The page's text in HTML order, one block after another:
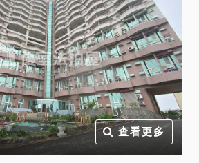
稽徵單位開具投標人之房屋
財產歸戶查詢清單。2、前開
清單之所有房屋使用執照影
本。3、投標人切結無自用農
舍證明書 4、鄉鎮市公所開
立之無自用農舍證明等文
件。（行政院農業委員會96
年3月14日農授水保字第
0961848173號函：農目用
查看更多